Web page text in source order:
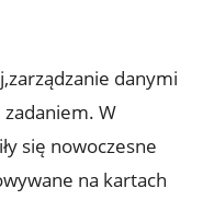
‍danymi‌
zadaniem. W
się nowoczesne
na kartach